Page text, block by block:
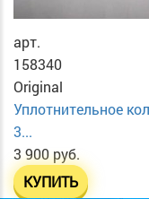
арт.
158340
Original
Уплотнительное
3...
3 900 руб.
КУПИТЬ